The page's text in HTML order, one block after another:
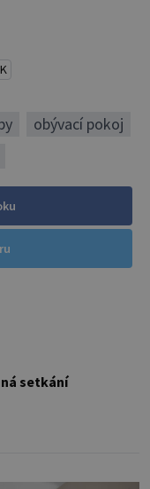
obývací pokoj
setkání